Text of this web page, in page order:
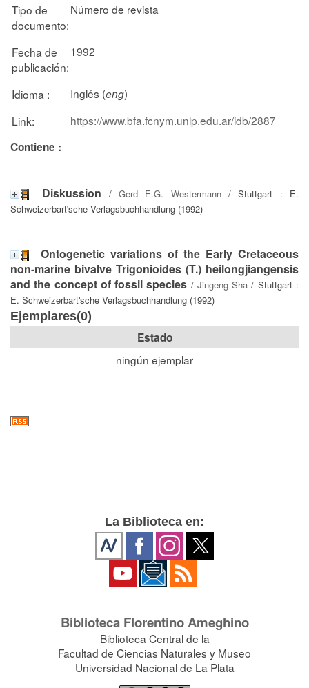
Tipo de
documento:
Número de revista
Fecha de
publicación:
1992
Idioma : Inglés (eng)
Link:
https://www.bfa.fcnym.unlp.edu.ar/idb/2887
Contiene :
Diskussion /Gerd E.G. Westermann/ Stuttgart : E.
Schweizerbart'sche Verlagsbuchhandlung (1992)
Ontogenetic variations of the Early Cretaceous
non-marine bivalve Trigonioides (T.) heilongjiangensis
and the concept of fossil species / Jingeng Sha / Stuttgart :
E. Schweizerbart'sche Verlagsbuchhandlung (1992)
Ejemplares(0)
Estado
ningún ejemplar
La Biblioteca en:
Biblioteca Florentino Ameghino
Biblioteca Central de la
Facultad de Ciencias Naturales y Museo
Universidad Nacional de La Plata